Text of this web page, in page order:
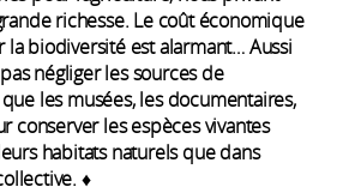
richesse. Le coût économique
la biodiversité est alarmant… Aussi
négliger les sources de
les musées, les documentaires,
conserver les espèces vivantes
habitats naturels que dans
♦